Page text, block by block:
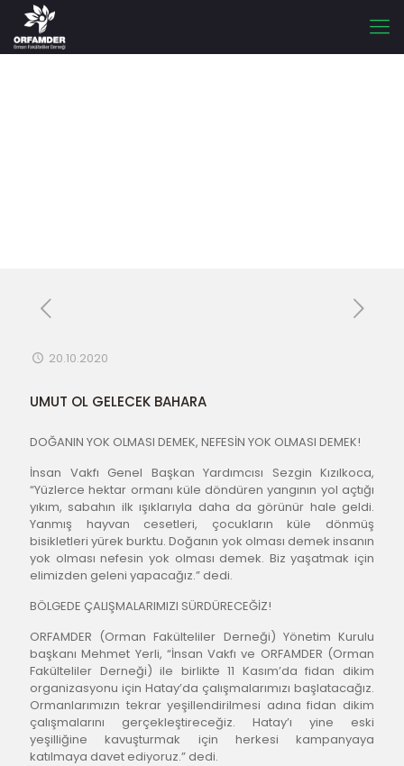
20.10.2020
UMUT OL GELECEK BAHARA
DOĞANIN YOK OLMASI DEMEK, NEFESİN YOK OLMASI DEMEK!
İnsan Vakfı Genel Başkan Yardımcısı Sezgin Kızılkoca,
“Yüzlerce hektar ormanı küle döndüren yangının yol açtığı
yıkım, sabahın ilk ışıklarıyla daha da görünür hale geldi.
Yanmış hayvan cesetleri, çocukların küle dönmüş
bisikletleri yürek burktu. Doğanın yok olması demek insanın
yok olması nefesin yok olması demek. Biz yaşatmak için
elimizden geleni yapacağız.” dedi.
BÖLGEDE ÇALIŞMALARIMIZI SÜRDÜRECEĞİZ!
ORFAMDER (Orman Fakülteliler Derneği) Yönetim Kurulu
başkanı Mehmet Yerli, “İnsan Vakfı ve ORFAMDER (Orman
Fakülteliler Derneği) ile birlikte 11 Kasım’da fidan dikim
organizasyonu için Hatay’da çalışmalarımızı başlatacağız.
Ormanlarımızın tekrar yeşillendirilmesi adına fidan dikim
çalışmalarını gerçekleştireceğiz. Hatay’ı yine eski
yeşilliğine kavuşturmak için herkesi kampanyaya
katılmaya davet ediyoruz.” dedi.